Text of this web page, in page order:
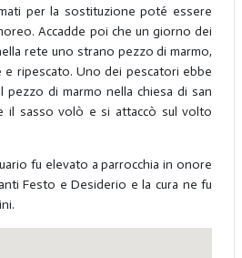
per la sostituzione poté essere
Accadde poi che un giorno dei
rete uno strano pezzo di marmo,
ripescato. Uno dei pescatori ebbe
pezzo di marmo nella chiesa di san
il sasso volò e si attaccò sul volto
fu elevato a parrocchia in onore
Festo e Desiderio e la cura ne fu